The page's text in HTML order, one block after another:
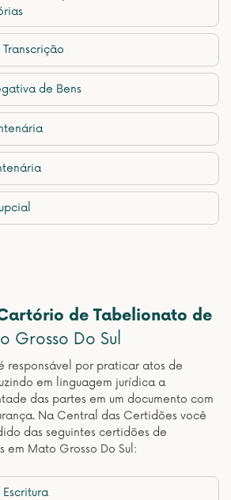
de Bens
de Tabelionato de
Grosso Do Sul
responsável por praticar atos de
em linguagem jurídica a
das partes em um documento com
Na Central das Certidões você
das seguintes certidões de
em Mato Grosso Do Sul: